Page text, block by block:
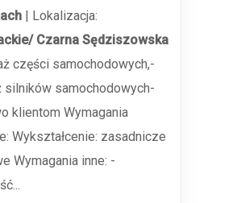
| Lokalizacja:
Czarna Sędziszowska
części samochodowych,-
silników samochodowych-
klientom Wymagania
Wykształcenie: zasadnicze
Wymagania inne: -